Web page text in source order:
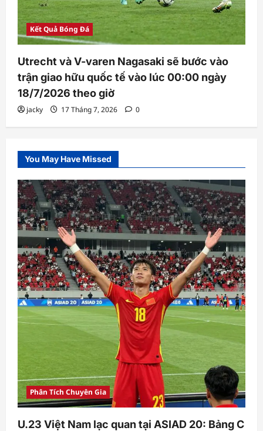
Kết Quả Bóng Đá
Utrecht và V-varen Nagasaki sẽ bước vào
trận giao hữu quốc tế vào lúc 00:00 ngày
18/7/2026 theo giờ
jacky 17 Tháng 7, 2026 0
You May Have Missed
Phân Tích Chuyên Gia
U.23 Việt Nam lạc quan tại ASIAD 20: Bảng C